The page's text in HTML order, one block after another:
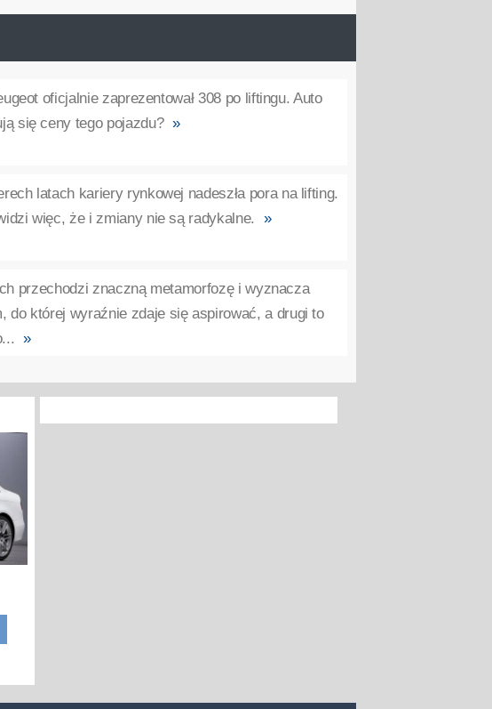
oficjalnie zaprezentował 308 po liftingu. Auto
się ceny tego pojazdu? »
latach kariery rynkowej nadeszła pora na lifting.
więc, że i zmiany nie są radykalne. »
przechodzi znaczną metamorfozę i wyznacza
której wyraźnie zdaje się aspirować, a drugi to
»